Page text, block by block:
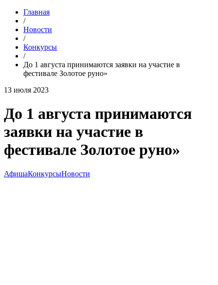
Главная
/
Новости
/
Конкурсы
/
До 1 августа принимаются заявки на участие в
фестивале Золотое руно»
13 июля 2023
До 1 августа принимаются
заявки на участие в
фестивале Золотое руно»
АфишаКонкурсыНовости